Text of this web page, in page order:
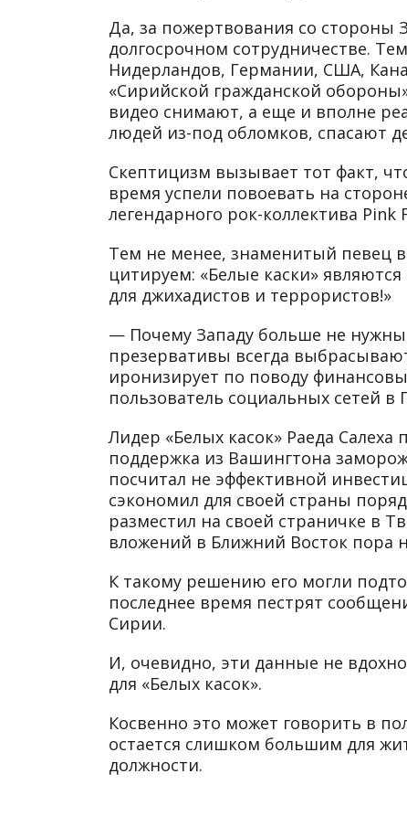
Да, за пожертвования со стороны
долгосрочном сотрудничестве.
Нидерландов, Германии, США,
«Сирийской гражданской
видео снимают, а еще и вполне
людей из-под обломков, спасают
Скептицизм вызывает тот факт,
время успели повоевать на
легендарного рок-коллектива
Тем не менее, знаменитый певец
цитируем: «Белые каски»
для джихадистов и террористов!»
— Почему Западу больше не нужны
презервативы всегда
иронизирует по поводу
пользователь социальных сетей в
Лидер «Белых касок» Раеда
поддержка из Вашингтона
посчитал не эффективной
сэкономил для своей страны
разместил на своей страничке в
вложений в Ближний Восток пора
К такому решению его могли
последнее время пестрят
Сирии.
И, очевидно, эти данные не
для «Белых касок».
Косвенно это может говорить в
остается слишком большим для
должности.